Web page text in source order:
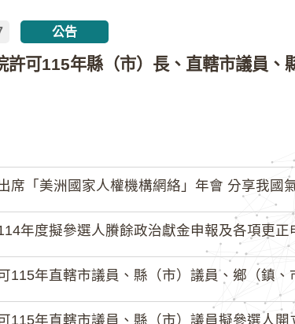
公告
席「美洲國家人權機構網絡」年會 分享我國
年度擬參選人賸餘政治獻金申報及各項更
115年直轄市議員、縣（市）議員、鄉（鎮、市
115年直轄市議員、縣（市）議員擬參選人開立